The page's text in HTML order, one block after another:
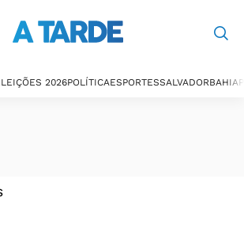
2026POLÍTICAESPORTESSALVADORBAHIA